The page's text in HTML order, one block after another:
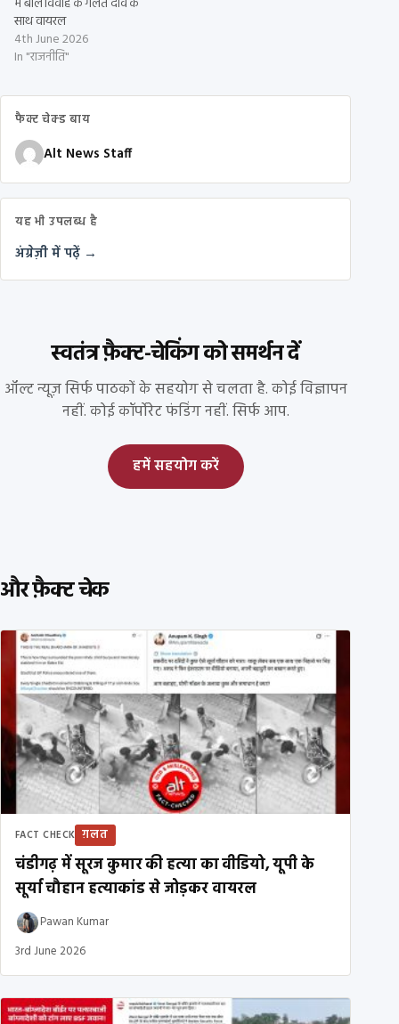
में बाल विवाह के गलत दावे के
साथ वायरल
4th June 2026
In "राजनीति"
फैक्ट चेक्ड बाय
Alt News Staff
यह भी उपलब्ध है
अंग्रेज़ी में पढ़ें →
स्वतंत्र फ़ैक्ट-चेकिंग को समर्थन दें
ऑल्ट न्यूज़ सिर्फ पाठकों के सहयोग से चलता है. कोई विज्ञापन
नहीं. कोई कॉर्पोरेट फंडिंग नहीं. सिर्फ आप.
हमें सहयोग करें
और फ़ैक्ट चेक
FACT CHECK ग़लत
चंडीगढ़ में सूरज कुमार की हत्या का वीडियो, यूपी के
सूर्या चौहान हत्याकांड से जोड़कर वायरल
Pawan Kumar
3rd June 2026